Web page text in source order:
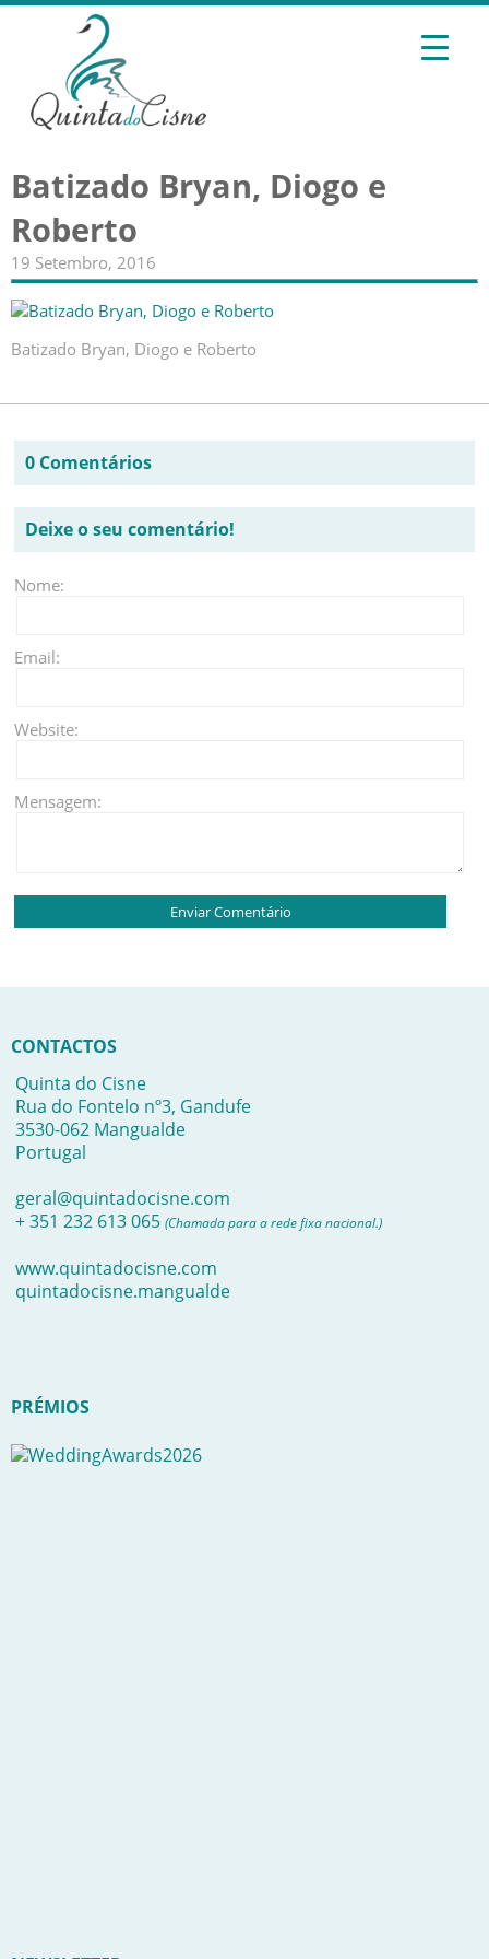
Batizado Bryan, Diogo e
Roberto
19 Setembro, 2016
Batizado Bryan, Diogo e Roberto
0 Comentários
Deixe o seu comentário!
Nome:
Email:
Website:
Mensagem:
CONTACTOS
Quinta do Cisne
Rua do Fontelo nº3, Gandufe
3530-062 Mangualde
Portugal
geral@quintadocisne.com
+ 351 232 613 065 (Chamada para a rede fixa nacional.)
www.quintadocisne.com
quintadocisne.mangualde
PRÉMIOS